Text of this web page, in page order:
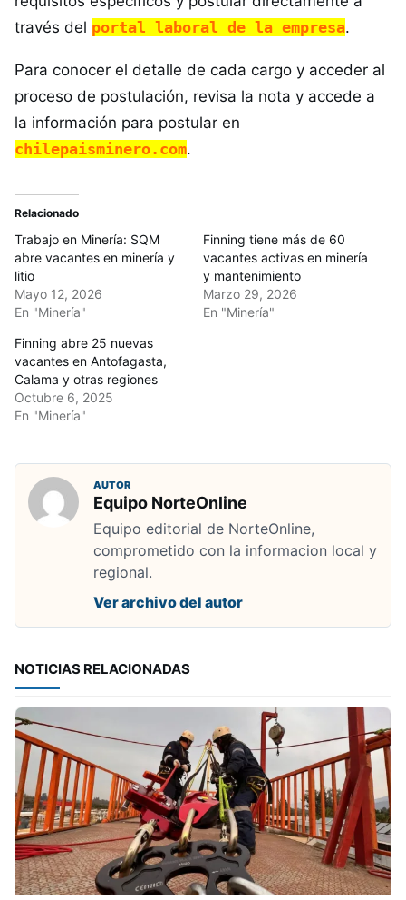
través del portal laboral de la empresa.
Para conocer el detalle de cada cargo y acceder al
proceso de postulación, revisa la nota y accede a
la información para postular en
chilepaisminero.com.
Relacionado
Trabajo en Minería: SQM
abre vacantes en minería y
litio
Mayo 12, 2026
En "Minería"
Finning tiene más de 60
vacantes activas en minería
y mantenimiento
Marzo 29, 2026
En "Minería"
Finning abre 25 nuevas
vacantes en Antofagasta,
Calama y otras regiones
Octubre 6, 2025
En "Minería"
AUTOR
Equipo NorteOnline
Equipo editorial de NorteOnline,
comprometido con la informacion local y
regional.
Ver archivo del autor
NOTICIAS RELACIONADAS